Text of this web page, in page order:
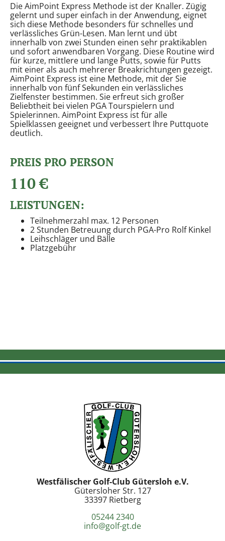
Die AimPoint Express Methode ist der Knaller. Zügig
gelernt und super einfach in der Anwendung, eignet
sich diese Methode besonders für schnelles und
verlässliches Grün-Lesen. Man lernt und übt
innerhalb von zwei Stunden einen sehr praktikablen
und sofort anwendbaren Vorgang. Diese Routine wird
für kurze, mittlere und lange Putts, sowie für Putts
mit einer als auch mehrerer Breakrichtungen gezeigt.
AimPoint Express ist eine Methode, mit der Sie
innerhalb von fünf Sekunden ein verlässliches
Zielfenster bestimmen. Sie erfreut sich großer
Beliebtheit bei vielen PGA Tourspielern und
Spielerinnen. AimPoint Express ist für alle
Spielklassen geeignet und verbessert Ihre Puttquote
deutlich.
PREIS PRO PERSON
110 €
LEISTUNGEN:
Teilnehmerzahl max. 12 Personen
2 Stunden Betreuung durch PGA-Pro Rolf Kinkel
Leihschläger und Bälle
Platzgebühr
Westfälischer Golf-Club Gütersloh e.V.
Gütersloher Str. 127
33397 Rietberg
05244 2340
info@golf-gt.de